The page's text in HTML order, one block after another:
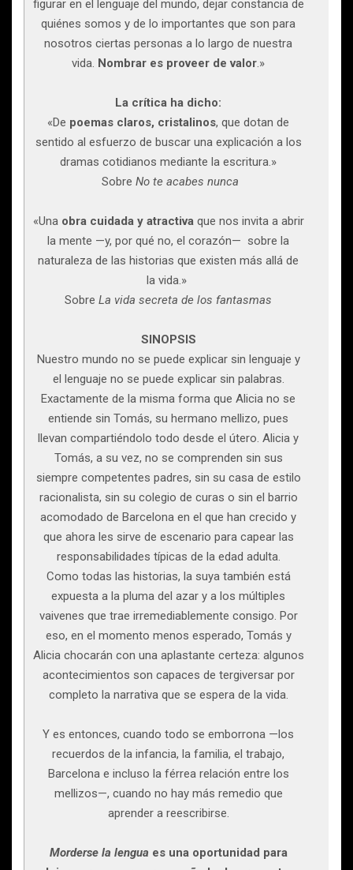
figurar en el lenguaje del mundo, dejar constancia de
quiénes somos y de lo importantes que son para
nosotros ciertas personas a lo largo de nuestra
vida. Nombrar es proveer de valor.»
La crítica ha dicho:
«De poemas claros, cristalinos, que dotan de
sentido al esfuerzo de buscar una explicación a los
dramas cotidianos mediante la escritura.»
Sobre No te acabes nunca
«Una obra cuidada y atractivaque nos invita a abrir
la mente —y, por qué no, el corazón— sobre la
naturaleza de las historias que existen más allá de
la vida.»
Sobre La vida secreta de los fantasmas
SINOPSIS
Nuestro mundo no se puede explicar sin lenguaje y
el lenguaje no se puede explicar sin palabras.
Exactamente de la misma forma que Alicia no se
entiende sin Tomás, su hermano mellizo, pues
llevan compartiéndolo todo desde el útero. Alicia y
Tomás, a su vez, no se comprenden sin sus
siempre competentes padres, sin su casa de estilo
racionalista, sin su colegio de curas o sin el barrio
acomodado de Barcelona en el que han crecido y
que ahora les sirve de escenario para capear las
responsabilidades típicas de la edad adulta.
Como todas las historias, la suya también está
expuesta a la pluma del azar y a los múltiples
vaivenes que trae irremediablemente consigo. Por
eso, en el momento menos esperado, Tomás y
Alicia chocarán con una aplastante certeza: algunos
acontecimientos son capaces de tergiversar por
completo la narrativa que se espera de la vida.
Y es entonces, cuando todo se emborrona —los
recuerdos de la infancia, la familia, el trabajo,
Barcelona e incluso la férrea relación entre los
mellizos—, cuando no hay más remedio que
aprender a reescribirse.
Morderse la lengua es una oportunidad para